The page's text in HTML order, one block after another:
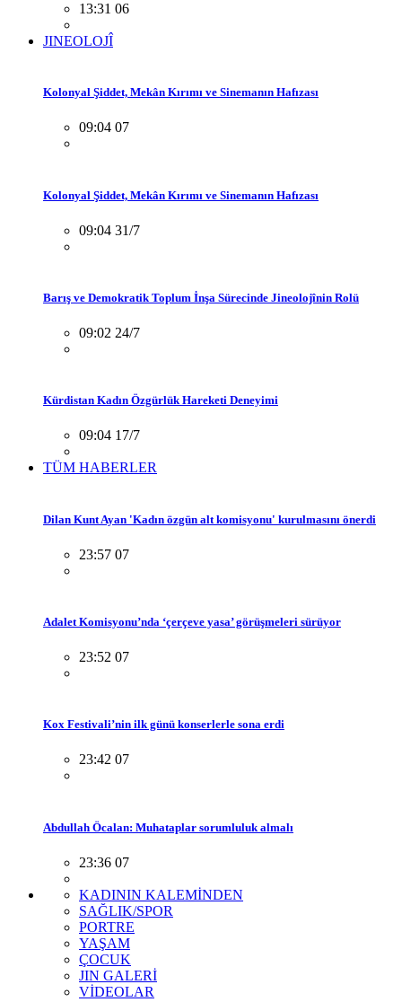
13:31 06
JINEOLOJÎ
Kolonyal Şiddet, Mekân Kırımı ve Sinemanın Hafızası
09:04 07
Kolonyal Şiddet, Mekân Kırımı ve Sinemanın Hafızası
09:04 31/7
Barış ve Demokratik Toplum İnşa Sürecinde Jineolojînin Rolü
09:02 24/7
Kürdistan Kadın Özgürlük Hareketi Deneyimi
09:04 17/7
TÜM HABERLER
Dilan Kunt Ayan 'Kadın özgün alt komisyonu' kurulmasını önerdi
23:57 07
Adalet Komisyonu’nda ‘çerçeve yasa’ görüşmeleri sürüyor
23:52 07
Kox Festivali’nin ilk günü konserlerle sona erdi
23:42 07
Abdullah Öcalan: Muhataplar sorumluluk almalı
23:36 07
KADININ KALEMİNDEN
SAĞLIK/SPOR
PORTRE
YAŞAM
ÇOCUK
JIN GALERİ
VİDEOLAR